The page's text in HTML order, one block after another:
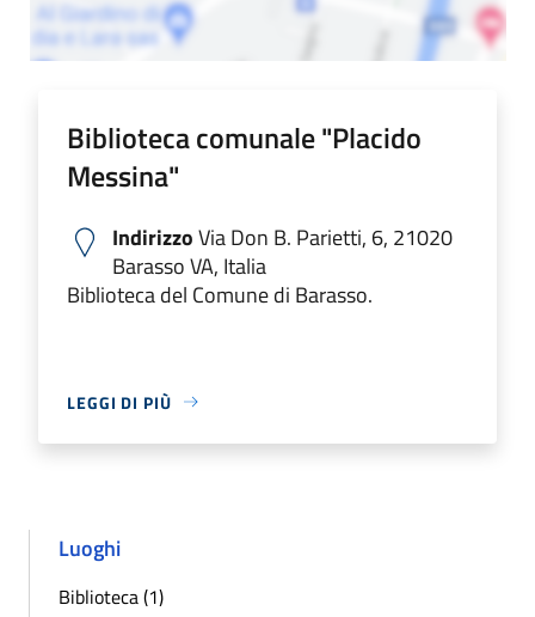
Biblioteca comunale "Placido
Messina"
IndirizzoVia Don B. Parietti, 6, 21020
Barasso VA, Italia
Biblioteca del Comune di Barasso.
LEGGI DI PIÙ
Luoghi
Biblioteca (1)